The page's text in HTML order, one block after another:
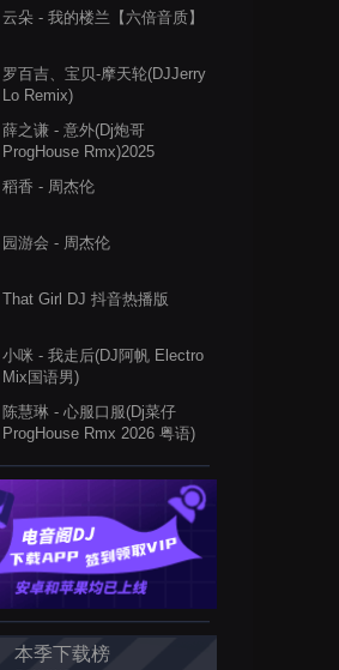
云朵 - 我的楼兰【六倍音质】
罗百吉、宝贝-摩天轮(DJJerry
Lo Remix)
薛之谦 - 意外(Dj炮哥
ProgHouse Rmx)2025
稻香 - 周杰伦
园游会 - 周杰伦
That Girl DJ 抖音热播版
小咪 - 我走后(DJ阿帆 Electro
Mix国语男)
陈慧琳 - 心服口服(Dj菜仔
ProgHouse Rmx 2026 粤语)
本季下载榜